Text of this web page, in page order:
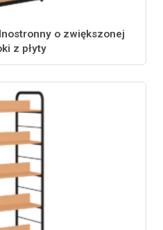
o zwiększonej
z płyty